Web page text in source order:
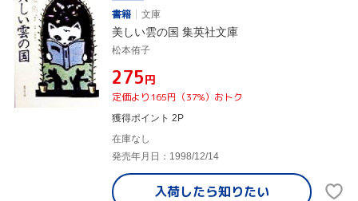
書籍
文庫
美しい雲の国 集英社文庫
松本侑子
¥275円
定価より165円（37%）おトク
獲得ポイント 2P
在庫なし
発売年月日：1998/12/14
入荷したら知りたい